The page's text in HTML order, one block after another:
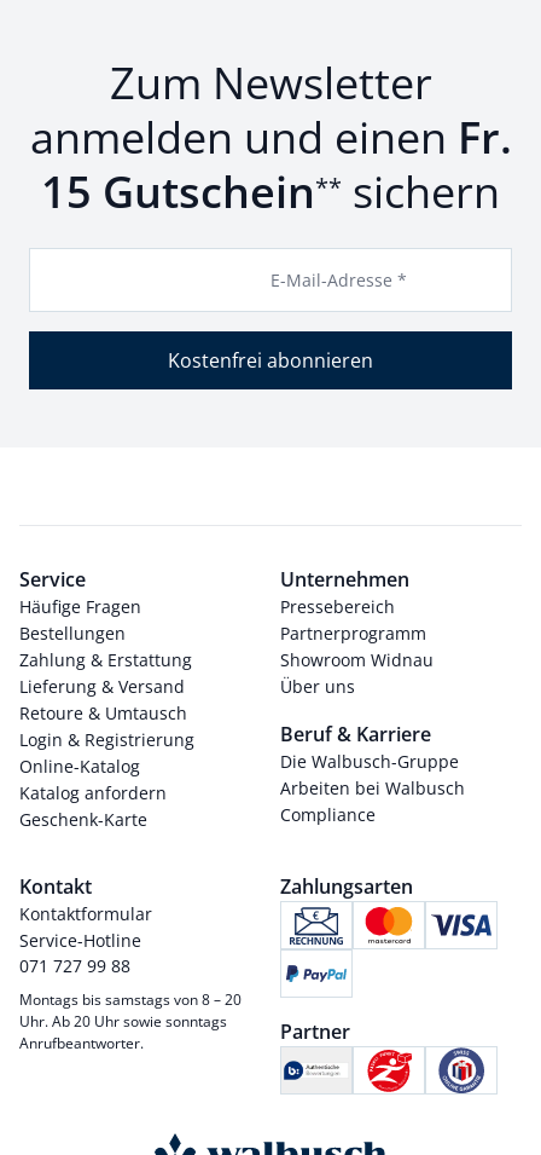
Zum Newsletter
anmelden und einen Fr.
15 Gutschein** sichern
E-Mail-Adresse *
Kostenfrei abonnieren
Service
Häufige Fragen
Bestellungen
Zahlung & Erstattung
Lieferung & Versand
Retoure & Umtausch
Login & Registrierung
Online-Katalog
Katalog anfordern
Geschenk-Karte
Unternehmen
Pressebereich
Partnerprogramm
Showroom Widnau
Über uns
Beruf & Karriere
Die Walbusch-Gruppe
Arbeiten bei Walbusch
Compliance
Kontakt
Kontaktformular
Service-Hotline
071 727 99 88
Montags bis samstags von 8 – 20
Uhr. Ab 20 Uhr sowie sonntags
Anrufbeantworter.
Zahlungsarten
Partner